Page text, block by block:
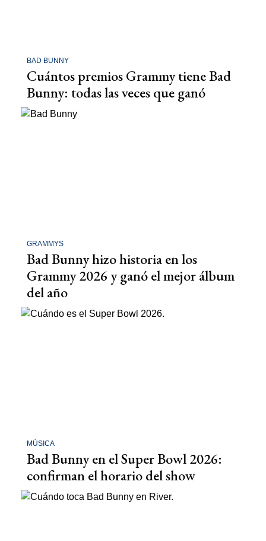
BAD BUNNY
Cuántos premios Grammy tiene Bad
Bunny: todas las veces que ganó
GRAMMYS
Bad Bunny hizo historia en los
Grammy 2026 y ganó el mejor álbum
del año
MÚSICA
Bad Bunny en el Super Bowl 2026:
confirman el horario del show